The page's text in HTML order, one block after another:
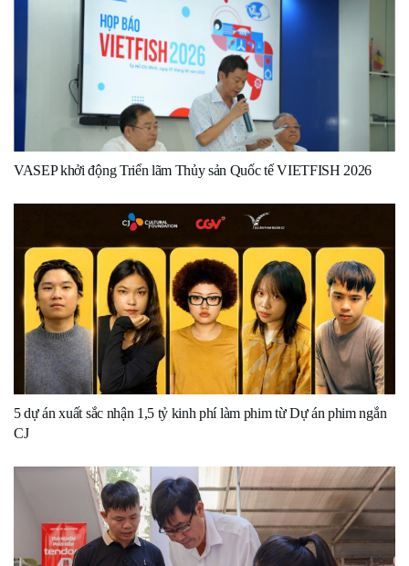
VASEP khởi động Triển lãm Thủy sản Quốc tế VIETFISH 2026
5 dự án xuất sắc nhận 1,5 tỷ kinh phí làm phim từ Dự án phim ngắn
CJ